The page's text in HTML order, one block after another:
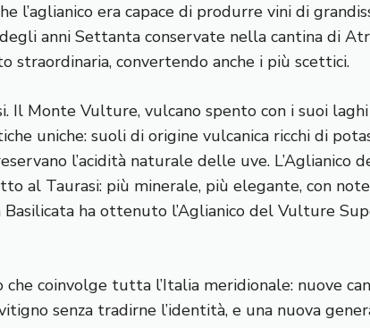
era capace di produrre vini di
anni Settanta conservate nella cantina di
straordinaria, convertendo anche i più scettici.
Il Monte Vulture, vulcano spento con i suoi
uniche: suoli di origine vulcanica ricchi di
l’acidità naturale delle uve. L’Aglianico
al Taurasi: più minerale, più elegante, con
ha ottenuto l’Aglianico del Vulture
coinvolge tutta l’Italia meridionale: nuove
senza tradirne l’identità, e una nuova